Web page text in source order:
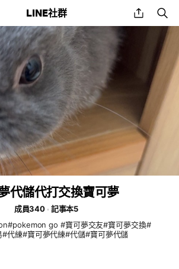
LINE社群 share
代儲代打交換寶可夢
成員340
記事本5
go #寶可夢交友#寶可夢交換#
#代練#寶可夢代練#代儲#寶可夢代儲